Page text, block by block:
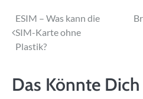
Beitragsnavigation
ESIM – Was kann die
SIM-Karte ohne
Plastik?
Das Könnte